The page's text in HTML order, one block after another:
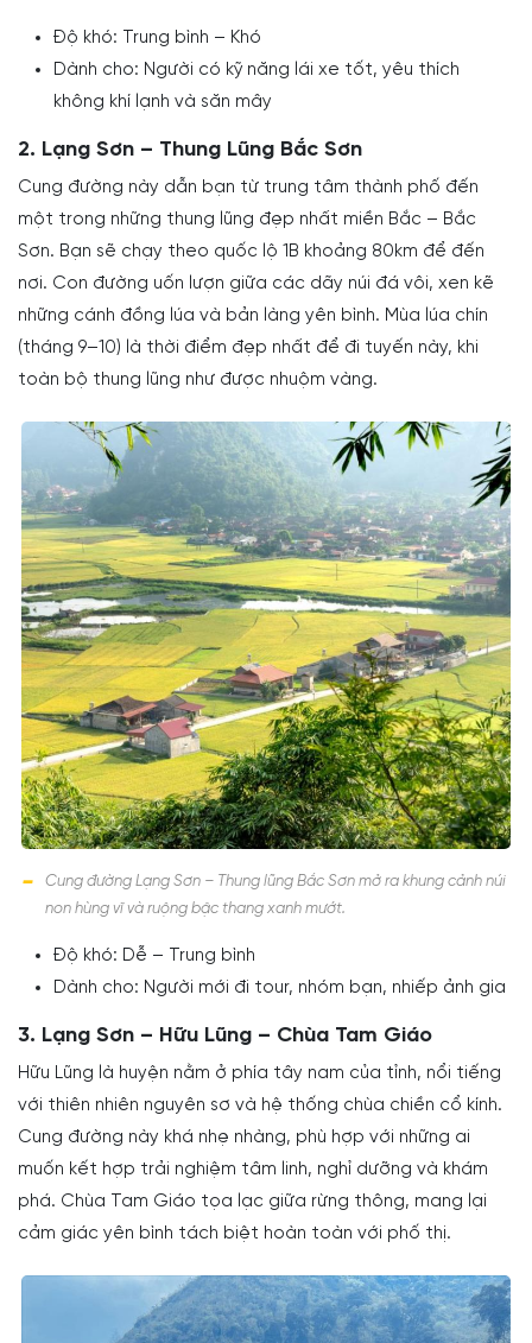
Độ khó: Trung bình – Khó
Dành cho: Người có kỹ năng lái xe tốt, yêu thích
không khí lạnh và săn mây
2. Lạng Sơn – Thung Lũng Bắc Sơn
Cung đường này dẫn bạn từ trung tâm thành phố đến
một trong những thung lũng đẹp nhất miền Bắc – Bắc
Sơn. Bạn sẽ chạy theo quốc lộ 1B khoảng 80km để đến
nơi. Con đường uốn lượn giữa các dãy núi đá vôi, xen kẽ
những cánh đồng lúa và bản làng yên bình. Mùa lúa chín
(tháng 9–10) là thời điểm đẹp nhất để đi tuyến này, khi
toàn bộ thung lũng như được nhuộm vàng.
Cung đường Lạng Sơn – Thung lũng Bắc Sơn mở ra khung cảnh núi
non hùng vĩ và ruộng bậc thang xanh mướt.
Độ khó: Dễ – Trung bình
Dành cho: Người mới đi tour, nhóm bạn, nhiếp ảnh gia
3. Lạng Sơn – Hữu Lũng – Chùa Tam Giáo
Hữu Lũng là huyện nằm ở phía tây nam của tỉnh, nổi tiếng
với thiên nhiên nguyên sơ và hệ thống chùa chiền cổ kính.
Cung đường này khá nhẹ nhàng, phù hợp với những ai
muốn kết hợp trải nghiệm tâm linh, nghỉ dưỡng và khám
phá. Chùa Tam Giáo tọa lạc giữa rừng thông, mang lại
cảm giác yên bình tách biệt hoàn toàn với phố thị.